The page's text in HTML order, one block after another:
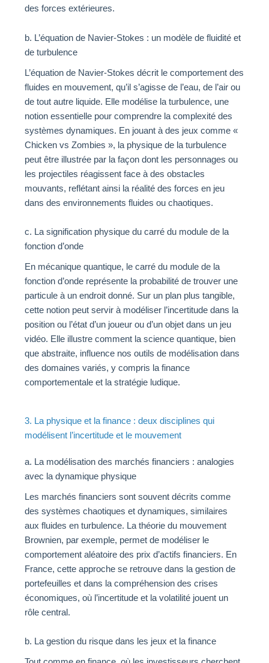
des forces extérieures.
b. L’équation de Navier-Stokes : un modèle de fluidité et
de turbulence
L’équation de Navier-Stokes décrit le comportement des
fluides en mouvement, qu’il s’agisse de l’eau, de l’air ou
de tout autre liquide. Elle modélise la turbulence, une
notion essentielle pour comprendre la complexité des
systèmes dynamiques. En jouant à des jeux comme «
Chicken vs Zombies », la physique de la turbulence
peut être illustrée par la façon dont les personnages ou
les projectiles réagissent face à des obstacles
mouvants, reflétant ainsi la réalité des forces en jeu
dans des environnements fluides ou chaotiques.
c. La signification physique du carré du module de la
fonction d’onde
En mécanique quantique, le carré du module de la
fonction d’onde représente la probabilité de trouver une
particule à un endroit donné. Sur un plan plus tangible,
cette notion peut servir à modéliser l’incertitude dans la
position ou l’état d’un joueur ou d’un objet dans un jeu
vidéo. Elle illustre comment la science quantique, bien
que abstraite, influence nos outils de modélisation dans
des domaines variés, y compris la finance
comportementale et la stratégie ludique.
3. La physique et la finance : deux disciplines qui
modélisent l’incertitude et le mouvement
a. La modélisation des marchés financiers : analogies
avec la dynamique physique
Les marchés financiers sont souvent décrits comme
des systèmes chaotiques et dynamiques, similaires
aux fluides en turbulence. La théorie du mouvement
Brownien, par exemple, permet de modéliser le
comportement aléatoire des prix d’actifs financiers. En
France, cette approche se retrouve dans la gestion de
portefeuilles et dans la compréhension des crises
économiques, où l’incertitude et la volatilité jouent un
rôle central.
b. La gestion du risque dans les jeux et la finance